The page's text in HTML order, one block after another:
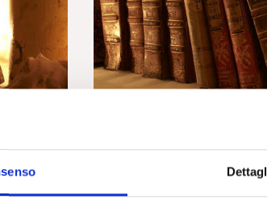
alla clinica delle
Antonello Correale,
Zoppi, Franco Angeli,